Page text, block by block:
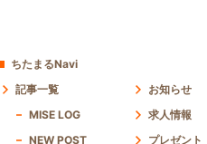
ちたまるNavi
記事一覧
MISE LOG
NEW POST
お知らせ
求人情報
プレゼント